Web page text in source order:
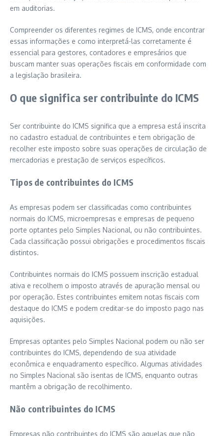
em auditorias.
Compreender os diferentes regimes de ICMS, onde encontrar
essas informações e como interpretá-las corretamente é
essencial para gestores, contadores e empresários que
buscam manter suas operações fiscais em conformidade com
a legislação brasileira.
O que significa ser contribuinte do ICMS
Ser contribuinte do ICMS significa que a empresa está inscrita
no cadastro estadual de contribuintes e tem obrigação de
recolher este imposto sobre suas operações de circulação de
mercadorias e prestação de serviços específicos.
Tipos de contribuintes do ICMS
As empresas podem ser classificadas como contribuintes
normais do ICMS, microempresas e empresas de pequeno
porte optantes pelo Simples Nacional, ou não contribuintes.
Cada classificação possui obrigações e procedimentos fiscais
distintos.
Contribuintes normais do ICMS possuem inscrição estadual
ativa e recolhem o imposto através de apuração mensal ou
por operação. Estes contribuintes emitem notas fiscais com
destaque do ICMS e podem creditar-se do imposto pago nas
aquisições.
Empresas optantes pelo Simples Nacional podem ou não ser
contribuintes do ICMS, dependendo de sua atividade
econômica e enquadramento específico. Algumas atividades
no Simples Nacional são isentas de ICMS, enquanto outras
mantêm a obrigação de recolhimento.
Não contribuintes do ICMS
Empresas não contribuintes do ICMS são aquelas que não